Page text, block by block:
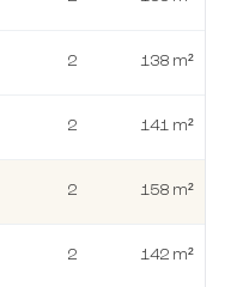
2 138 m²
2 141 m²
2 158 m²
2 142 m²